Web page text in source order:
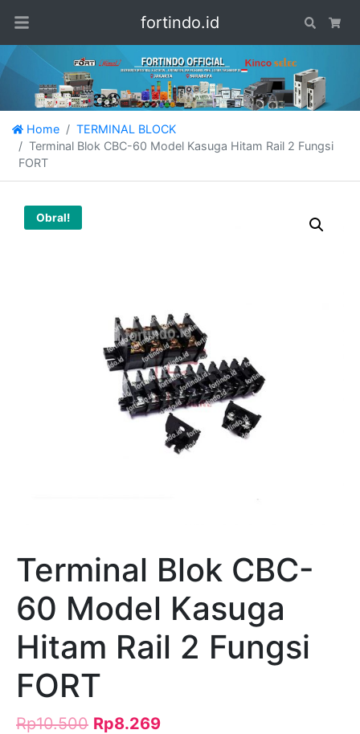
fortindo.id Search
Home
TERMINAL BLOCK
Terminal Blok CBC-60 Model Kasuga Hitam Rail 2 Fungsi
FORT
Obral!
Terminal Blok CBC-
60 Model Kasuga
Hitam Rail 2 Fungsi
FORT
Rp10.500 Rp8.269